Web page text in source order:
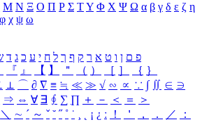
Μ Ν Ξ Ο Π Ρ Σ ΤΥ Φ Χ Ψ Ω α β γ δ ε ζ η
φ χ ψ ω
פ ם ן ו ט א ר ק ף ך ל ח י ע כ ג ד
『 』 【 】 ＂ （ ） ［ ］ ｛ ｝
⊥ ⌒ ∂ ∇ ≡ ≒ ≪ ≫ √ ∽ ∝ ∵ ∫ ∬ ∈ ∋
⇒ ⇔ ∀ ∃ ∮ ∑ ∏ ＋ － ＜ ＝
＞
＼ ∼ ´ ～ ˇ ˘ ˝ ˚ ˙ ¸ ¡ ¿ ː ！ ＇ ， ． ／
：